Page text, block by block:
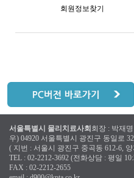
회원정보찾기
서울특별시 물리치료사회회장 : 박재명
우) 04920 서울특별시 광진구 동일로
( 지번 : 서울시 광진구 중곡동 612-6,
TEL : 02-2212-3692 (전화상담 : 평일
FAX : 02-2212-2655